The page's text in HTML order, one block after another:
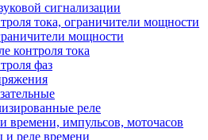
сигнализации
тока, ограничители мощности
мощности
контроля тока
фаз
реле
времени, импульсов, моточасов
и реле времени